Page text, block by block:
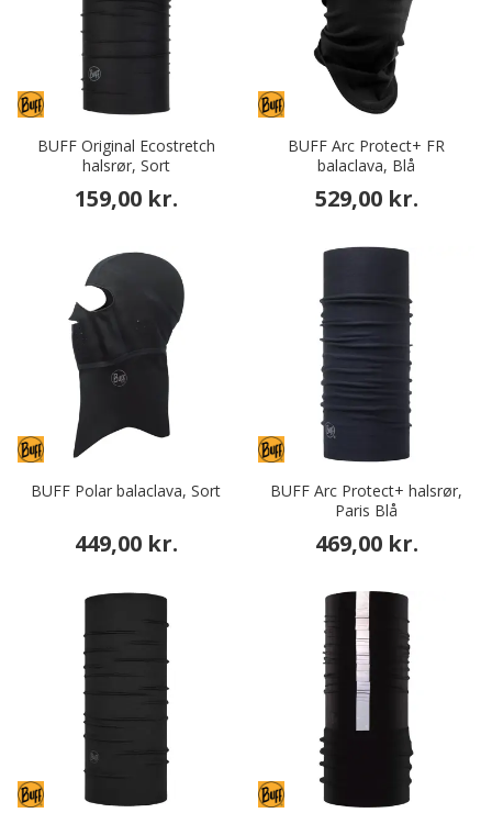
BUFF Original Ecostretch
halsrør, Sort
159,00 kr.
BUFF Arc Protect+ FR
balaclava, Blå
529,00 kr.
BUFF Polar balaclava, Sort
449,00 kr.
BUFF Arc Protect+ halsrør,
Paris Blå
469,00 kr.